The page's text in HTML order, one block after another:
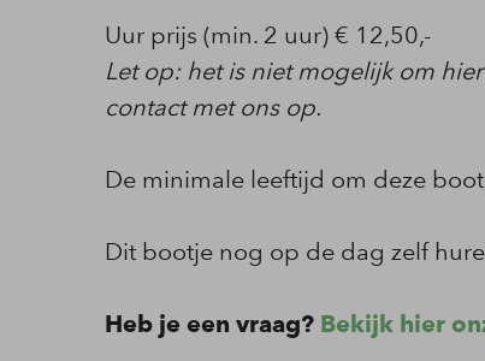
Uur prijs (min. 2 uur) € 12,50,-
Let op: het is niet mogelijk om
contact met ons op.
De minimale leeftijd om deze
Dit bootje nog op de dag zelf
Heb je een vraag? Bekijk hier